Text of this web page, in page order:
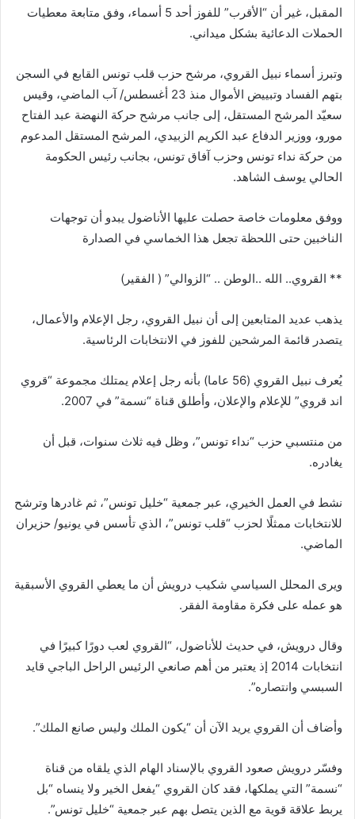
المقبل، غير أن “الأقرب” للفوز أحد 5 أسماء، وفق متابعة معطيات
الحملات الدعائية بشكل ميداني.
وتبرز أسماء نبيل القروي، مرشح حزب قلب تونس القابع في السجن
بتهم الفساد وتبييض الأموال منذ 23 أغسطس/ آب الماضي، وقيس
سعيّد المرشح المستقل، إلى جانب مرشح حركة النهضة عبد الفتاح
مورو، ووزير الدفاع عبد الكريم الزبيدي، المرشح المستقل المدعوم
من حركة نداء تونس وحزب آفاق تونس، بجانب رئيس الحكومة
الحالي يوسف الشاهد.
ووفق معلومات خاصة حصلت عليها الأناضول يبدو أن توجهات
الناخبين حتى اللحظة تجعل هذا الخماسي في الصدارة
** القروي.. الله ..الوطن .. “الزوالي” ( الفقير)
يذهب عديد المتابعين إلى أن نبيل القروي، رجل الإعلام والأعمال،
يتصدر قائمة المرشحين للفوز في الانتخابات الرئاسية.
يُعرف نبيل القروي (56 عاما) بأنه رجل إعلام يمتلك مجموعة “قروي
اند قروي” للإعلام والإعلان، وأطلق قناة “نسمة” في 2007.
من منتسبي حزب “نداء تونس”، وظل فيه ثلاث سنوات، قبل أن
يغادره.
نشط في العمل الخيري، عبر جمعية “خليل تونس”، ثم غادرها وترشح
للانتخابات ممثلًا لحزب “قلب تونس”، الذي تأسس في يونيو/ حزيران
الماضي.
ويرى المحلل السياسي شكيب درويش أن ما يعطي القروي الأسبقية
هو عمله على فكرة مقاومة الفقر.
وقال درويش، في حديث للأناضول، “القروي لعب دورًا كبيرًا في
انتخابات 2014 إذ يعتبر من أهم صانعي الرئيس الراحل الباجي قايد
السبسي وانتصاره”.
وأضاف أن القروي يريد الآن أن “يكون الملك وليس صانع الملك”.
وفسّر درويش صعود القروي بالإسناد الهام الذي يلقاه من قناة
“نسمة” التي يملكها، فقد كان القروي “يفعل الخير ولا ينساه “بل
يربط علاقة قوية مع الذين يتصل بهم عبر جمعية “خليل تونس”.